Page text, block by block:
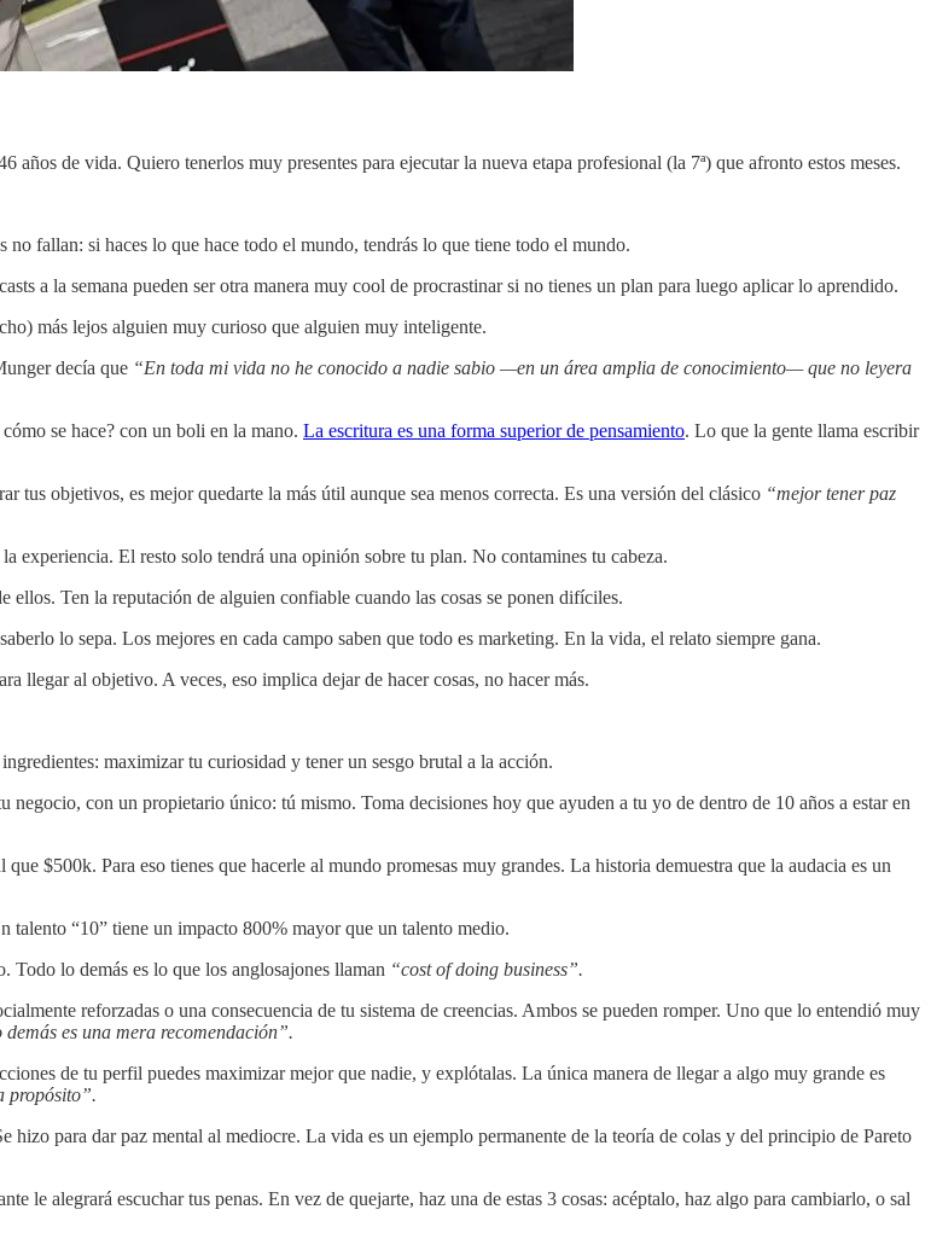
de vida. Quiero tenerlos muy presentes para ejecutar la nueva etapa profesional (la 7ª) que afronto estos meses.
fallan: si haces lo que hace todo el mundo, tendrás lo que tiene todo el mundo.
a la semana pueden ser otra manera muy cool de procrastinar si no tienes un plan para luego aplicar lo aprendido.
más lejos alguien muy curioso que alguien muy inteligente.
decía que “En toda mi vida no he conocido a nadie sabio —en un área amplia de conocimiento— que no leyera
se hace? con un boli en la mano. La escritura es una forma superior de pensamiento. Lo que la gente llama escribir
tus objetivos, es mejor quedarte la más útil aunque sea menos correcta. Es una versión del clásico “mejor tener paz
experiencia. El resto solo tendrá una opinión sobre tu plan. No contamines tu cabeza.
Ten la reputación de alguien confiable cuando las cosas se ponen difíciles.
lo sepa. Los mejores en cada campo saben que todo es marketing. En la vida, el relato siempre gana.
llegar al objetivo. A veces, eso implica dejar de hacer cosas, no hacer más.
maximizar tu curiosidad y tener un sesgo brutal a la acción.
con un propietario único: tú mismo. Toma decisiones hoy que ayuden a tu yo de dentro de 10 años a estar en
$500k. Para eso tienes que hacerle al mundo promesas muy grandes. La historia demuestra que la audacia es un
talento “10” tiene un impacto 800% mayor que un talento medio.
Todo lo demás es lo que los anglosajones llaman “cost of doing business”.
reforzadas o una consecuencia de tu sistema de creencias. Ambos se pueden romper. Uno que lo entendió muy
es una mera recomendación”.
de tu perfil puedes maximizar mejor que nadie, y explótalas. La única manera de llegar a algo muy grande es
propósito”.
hizo para dar paz mental al mediocre. La vida es un ejemplo permanente de la teoría de colas y del principio de Pareto
le alegrará escuchar tus penas. En vez de quejarte, haz una de estas 3 cosas: acéptalo, haz algo para cambiarlo, o sal